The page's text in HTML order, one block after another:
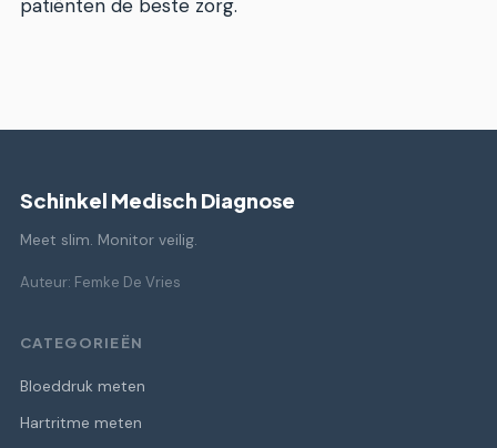
patiënten de beste zorg.
Schinkel Medisch Diagnose
Meet slim. Monitor veilig.
Auteur: Femke De Vries
CATEGORIEËN
Bloeddruk meten
Hartritme meten